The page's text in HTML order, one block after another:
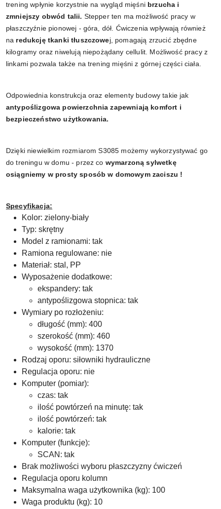
trening wpłynie korzystnie na wygląd mięśni brzucha i
zmniejszy obwód talii. Stepper ten ma możliwość pracy w
płaszczyźnie pionowej - góra, dół. Ćwiczenia wpływają również
na redukcję tkanki tłuszczowej, pomagają zrzucić zbędne
kilogramy oraz niwelują niepożądany cellulit. Możliwość pracy z
linkami pozwala także na trening mięśni z górnej części ciała.
Odpowiednia konstrukcja oraz elementy budowy takie jak
antypoślizgowa powierzchnia zapewniają komfort i
bezpieczeństwo użytkowania.
Dzięki niewielkim rozmiarom S3085 możemy wykorzystywać go
do treningu w domu - przez co wymarzoną sylwetkę
osiągniemy w prosty sposób w domowym zaciszu !
Specyfikacja:
Kolor: zielony-biały
Typ: skrętny
Model z ramionami: tak
Ramiona regulowane: nie
Materiał: stal, PP
Wyposażenie dodatkowe:
ekspandery: tak
antypoślizgowa stopnica: tak
Wymiary po rozłożeniu:
długość (mm): 400
szerokość (mm): 460
wysokość (mm): 1370
Rodzaj oporu: siłowniki hydrauliczne
Regulacja oporu: nie
Komputer (pomiar):
czas: tak
ilość powtórzeń na minutę: tak
ilość powtórzeń: tak
kalorie: tak
Komputer (funkcje):
SCAN: tak
Brak możliwości wyboru płaszczyzny ćwiczeń
Regulacja oporu kolumn
Maksymalna waga użytkownika (kg): 100
Waga produktu (kg): 10